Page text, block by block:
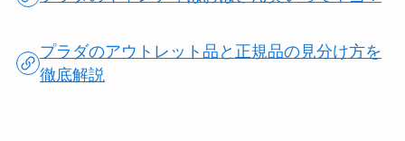
プラダのアウトレット品と正規品の見分け方を
徹底解説